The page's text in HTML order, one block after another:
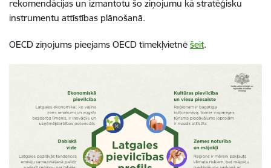
rekomendācijas un izmantotu šo ziņojumu kā stratēģisku
instrumentu attīstības plānošanā.
OECD ziņojums pieejams OECD tīmekļvietnē šeit.